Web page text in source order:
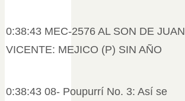
0:38:43 MEC-2576 AL SON DE JUAN
VICENTE: MEJICO (P) SIN AÑO
0:38:43 08- Poupurrí No. 3: Así se